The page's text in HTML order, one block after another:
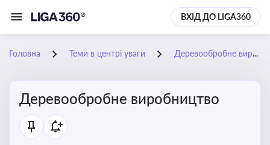
ВХІД ДО LIGA360
Головна Теми в центрі уваги Деревообробне виробництво
Деревообробне виробництво